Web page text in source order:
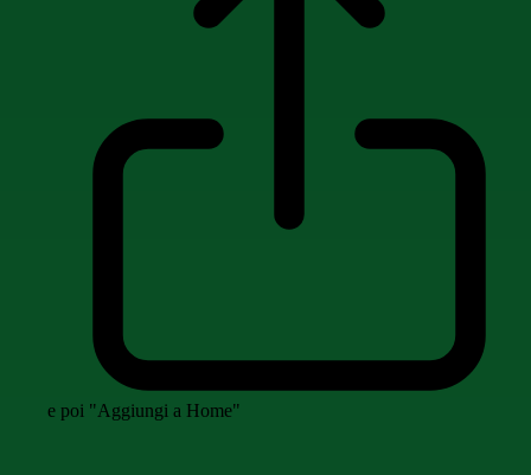
e poi "Aggiungi a Home"